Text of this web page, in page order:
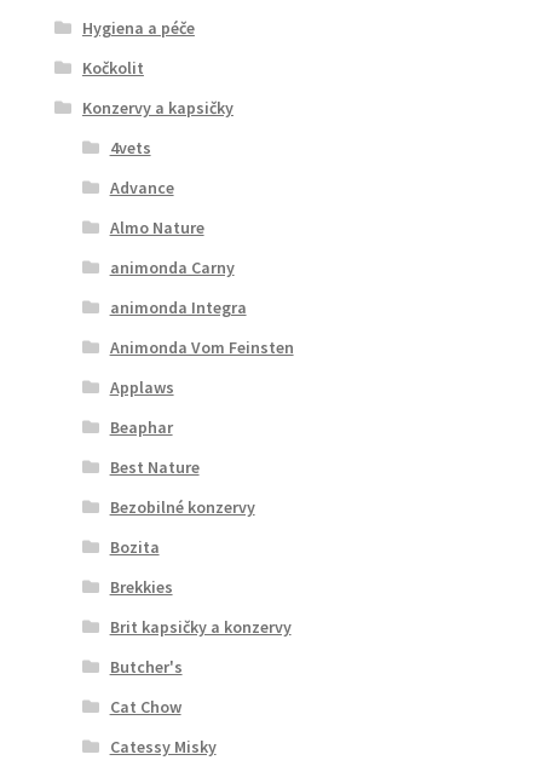
Hygiena a péče
Kočkolit
Konzervy a kapsičky
4vets
Advance
Almo Nature
animonda Carny
animonda Integra
Animonda Vom Feinsten
Applaws
Beaphar
Best Nature
Bezobilné konzervy
Bozita
Brekkies
Brit kapsičky a konzervy
Butcher's
Cat Chow
Catessy Misky